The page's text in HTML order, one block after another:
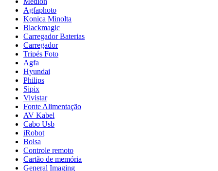
Agfaphoto
Konica Minolta
Blackmagic
Carregador Baterias
Carregador
Tripés Foto
Agfa
Hyundai
Philips
Sipix
Vivistar
Fonte Alimentação
AV Kabel
Cabo Usb
iRobot
Bolsa
Controle remoto
Cartão de memória
General Imaging